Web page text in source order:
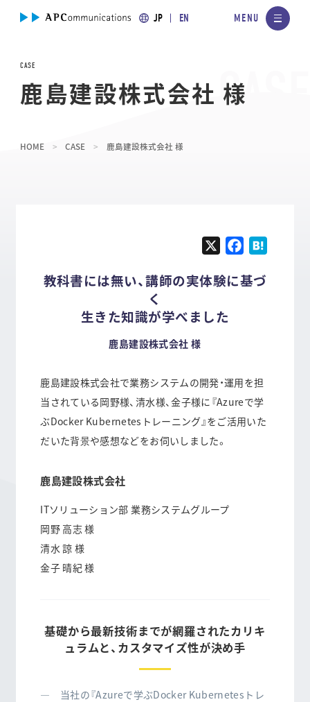
JP EN
CASE
鹿島建設株式会社 様
HOME CASE 鹿島建設株式会社 様
c
教科書には無い、講師の実体験に基づ
く
生きた知識が学べました
鹿島建設株式会社 様
鹿島建設株式会社で業務システムの開発・運用を担
当されている岡野様、清水様、金子様に『Azureで学
ぶDocker Kubernetesトレーニング』をご活用いた
だいた背景や感想などをお伺いしました。
鹿島建設株式会社
ITソリューション部 業務システムグループ
岡野 高志 様
清水 諒 様
金子 晴紀 様
基礎から最新技術までが網羅されたカリキ
ュラムと、カスタマイズ性が決め手
― 当社の『Azureで学ぶDocker Kubernetesトレ